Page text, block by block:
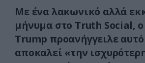
Με ένα λακωνικό αλλά
μήνυμα στο Truth Social,
Trump προανήγγειλε αυτό
αποκαλεί «την